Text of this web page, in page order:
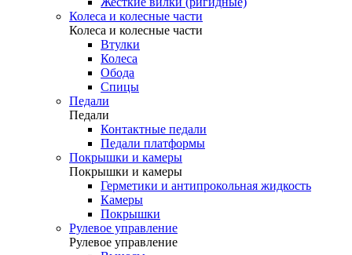
Колеса и колесные части
Колеса и колесные части
Втулки
Колеса
Обода
Спицы
Педали
Педали
Контактные педали
Педали платформы
Покрышки и камеры
Покрышки и камеры
Герметики и антипрокольная жидкость
Камеры
Покрышки
Рулевое управление
Рулевое управление